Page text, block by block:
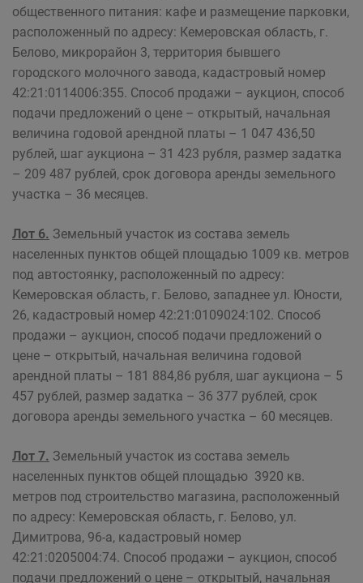
общественного питания: кафе и размещение парковки,
расположенный по адресу: Кемеровская область, г.
Белово, микрорайон 3, территория бывшего
городского молочного завода, кадастровый номер
42:21:0114006:355. Способ продажи – аукцион, способ
подачи предложений о цене – открытый, начальная
величина годовой арендной платы – 1 047 436,50
рублей, шаг аукциона – 31 423 рубля, размер задатка
– 209 487 рублей, срок договора аренды земельного
участка – 36 месяцев.
Лот 6. Земельный участок из состава земель
населенных пунктов общей площадью 1009 кв. метров
под автостоянку, расположенный по адресу:
Кемеровская область, г. Белово, западнее ул. Юности,
26, кадастровый номер 42:21:0109024:102. Способ
продажи – аукцион, способ подачи предложений о
цене – открытый, начальная величина годовой
арендной платы – 181 884,86 рубля, шаг аукциона – 5
457 рублей, размер задатка – 36 377 рублей, срок
договора аренды земельного участка – 60 месяцев.
Лот 7. Земельный участок из состава земель
населенных пунктов общей площадью 3920 кв.
метров под строительство магазина, расположенный
по адресу: Кемеровская область, г. Белово, ул.
Димитрова, 96-а, кадастровый номер
42:21:0205004:74. Способ продажи – аукцион, способ
подачи предложений о цене – открытый, начальная